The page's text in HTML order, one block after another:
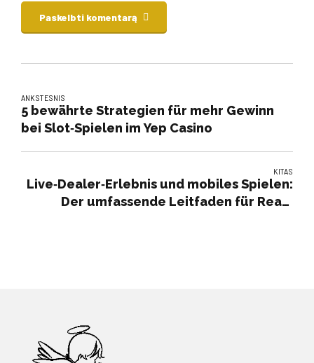
Paskelbti komentarą
ANKSTESNIS
5 bewährte Strategien für mehr Gewinn
bei Slot‑Spielen im Yep Casino
KITAS
Live‑Dealer‑Erlebnis und mobiles Spielen:
Der umfassende Leitfaden für Realz